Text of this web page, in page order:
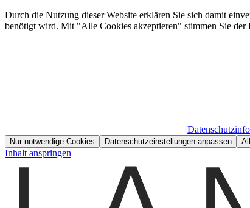
Durch die Nutzung dieser Website erklären Sie sich damit
benötigt wird. Mit "Alle Cookies akzeptieren" stimmen Sie der
Nur notwendige Cookies Datenschutzeinstellungen anpassen
Inhalt anspringen